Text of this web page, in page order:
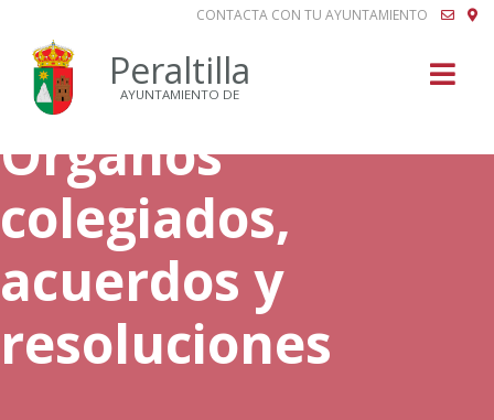
CONTACTA CON TU AYUNTAMIENTO
Peraltilla
AYUNTAMIENTO DE
Órganos
colegiados,
acuerdos y
resoluciones